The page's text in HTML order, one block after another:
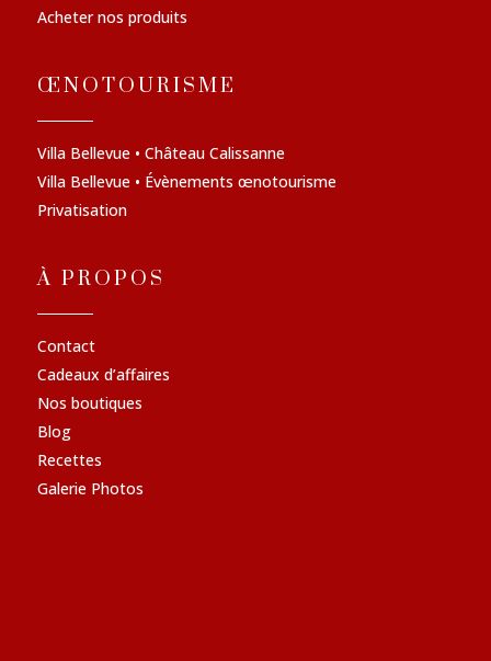
Acheter nos produits
ŒNOTOURISME
Villa Bellevue • Château Calissanne
Villa Bellevue • Évènements œnotourisme
Privatisation
À PROPOS
Contact
Cadeaux d’affaires
Nos boutiques
Blog
Recettes
Galerie Photos